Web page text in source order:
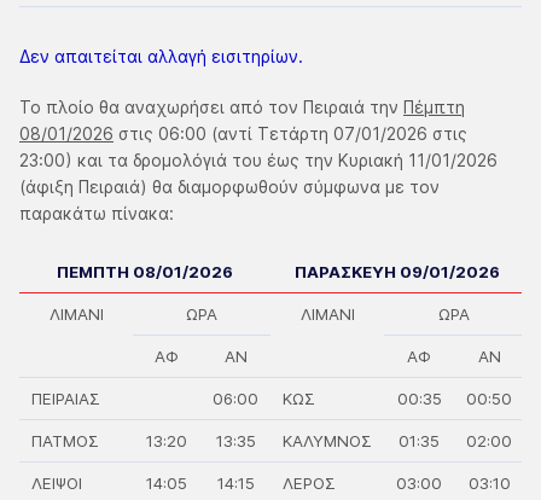
Δεν απαιτείται αλλαγή εισιτηρίων.
Το πλοίο θα αναχωρήσει από τον Πειραιά την Πέμπτη
08/01/2026 στις 06:00 (αντί Τετάρτη 07/01/2026 στις
23:00) και τα δρομολόγιά του έως την Κυριακή 11/01/2026
(άφιξη Πειραιά) θα διαμορφωθούν σύμφωνα με τον
παρακάτω πίνακα:
ΠΕΜΠΤΗ 08/01/2026 ΠΑΡΑΣΚΕΥΗ 09/01/2026
ΛΙΜΑΝΙ ΩΡΑ ΛΙΜΑΝΙ ΩΡΑ
ΑΦ ΑΝ ΑΦ ΑΝ
ΠΕΙΡΑΙΑΣ 06:00 ΚΩΣ 00:35 00:50
ΠΑΤΜΟΣ 13:20 13:35 ΚΑΛΥΜΝΟΣ 01:35 02:00
ΛΕΙΨΟΙ 14:05 14:15 ΛΕΡΟΣ 03:00 03:10